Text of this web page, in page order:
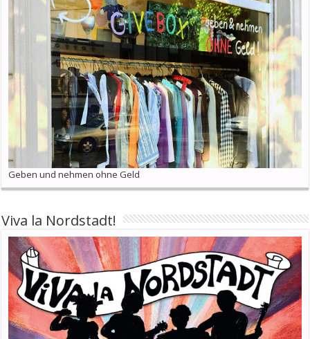
Geben und nehmen ohne Geld
Viva la Nordstadt!